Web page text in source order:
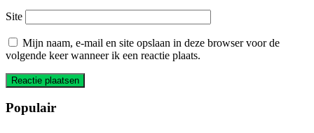
Site
Mijn naam, e-mail en site opslaan in deze browser voor de
volgende keer wanneer ik een reactie plaats.
Populair